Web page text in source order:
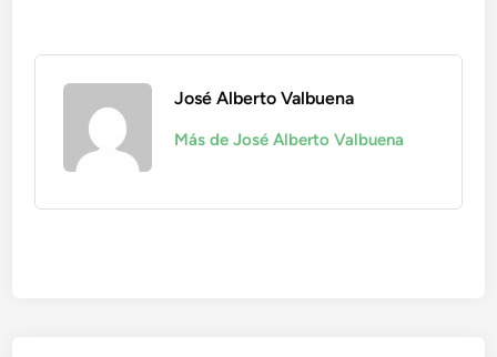
José Alberto Valbuena
Más de José Alberto Valbuena